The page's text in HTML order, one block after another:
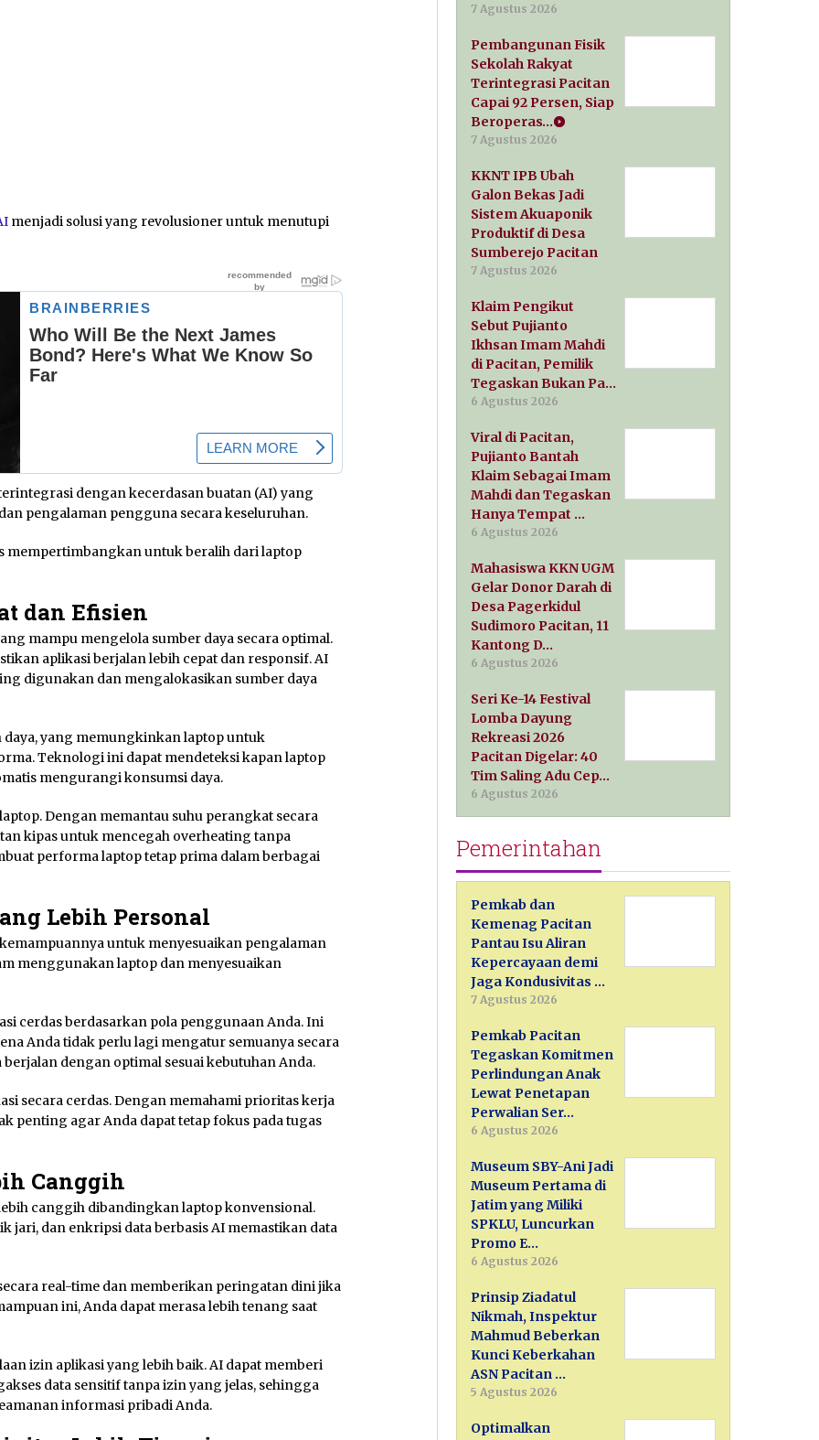
menjadi solusi yang revolusioner untuk menutupi
dengan kecerdasan buatan (AI) yang
pengalaman pengguna secara keseluruhan.
mempertimbangkan untuk beralih dari laptop
dan Efisien
mampu mengelola sumber daya secara optimal.
aplikasi berjalan lebih cepat dan responsif. AI
digunakan dan mengalokasikan sumber daya
daya, yang memungkinkan laptop untuk
Teknologi ini dapat mendeteksi kapan laptop
mengurangi konsumsi daya.
Dengan memantau suhu perangkat secara
kipas untuk mencegah overheating tanpa
performa laptop tetap prima dalam berbagai
Lebih Personal
untuk menyesuaikan pengalaman
menggunakan laptop dan menyesuaikan
cerdas berdasarkan pola penggunaan Anda. Ini
Anda tidak perlu lagi mengatur semuanya secara
dengan optimal sesuai kebutuhan Anda.
secara cerdas. Dengan memahami prioritas kerja
penting agar Anda dapat tetap fokus pada tugas
Canggih
canggih dibandingkan laptop konvensional.
jari, dan enkripsi data berbasis AI memastikan data
real-time dan memberikan peringatan dini jika
ini, Anda dapat merasa lebih tenang saat
izin aplikasi yang lebih baik. AI dapat memberi
data sensitif tanpa izin yang jelas, sehingga
informasi pribadi Anda.
7 Agustus 2026
Pembangunan Fisik
Sekolah Rakyat
Terintegrasi Pacitan
Capai 92 Persen, Siap
Beroperas…
7 Agustus 2026
KKNT IPB Ubah
Galon Bekas Jadi
Sistem Akuaponik
Produktif di Desa
Sumberejo Pacitan
7 Agustus 2026
Klaim Pengikut
Sebut Pujianto
Ikhsan Imam Mahdi
di Pacitan, Pemilik
Tegaskan Bukan Pa…
6 Agustus 2026
Viral di Pacitan,
Pujianto Bantah
Klaim Sebagai Imam
Mahdi dan Tegaskan
Hanya Tempat …
6 Agustus 2026
Mahasiswa KKN UGM
Gelar Donor Darah di
Desa Pagerkidul
Sudimoro Pacitan, 11
Kantong D…
6 Agustus 2026
Seri Ke-14 Festival
Lomba Dayung
Rekreasi 2026
Pacitan Digelar: 40
Tim Saling Adu Cep…
6 Agustus 2026
Pemerintahan
Pemkab dan
Kemenag Pacitan
Pantau Isu Aliran
Kepercayaan demi
Jaga Kondusivitas …
7 Agustus 2026
Pemkab Pacitan
Tegaskan Komitmen
Perlindungan Anak
Lewat Penetapan
Perwalian Ser…
6 Agustus 2026
Museum SBY-Ani Jadi
Museum Pertama di
Jatim yang Miliki
SPKLU, Luncurkan
Promo E…
6 Agustus 2026
Prinsip Ziadatul
Nikmah, Inspektur
Mahmud Beberkan
Kunci Keberkahan
ASN Pacitan …
5 Agustus 2026
Optimalkan